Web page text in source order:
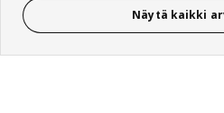
Näytä kaikki